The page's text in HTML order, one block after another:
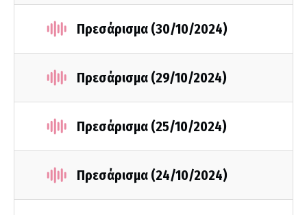
Πρεσάρισμα (30/10/2024)
Πρεσάρισμα (29/10/2024)
Πρεσάρισμα (25/10/2024)
Πρεσάρισμα (24/10/2024)